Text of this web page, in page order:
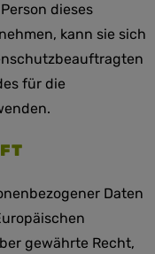
dieses
kann sie sich
für die
Daten
gewährte Recht,